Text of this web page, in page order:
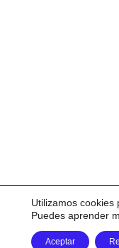
Utilizamos
Puedes aprender
Aceptar